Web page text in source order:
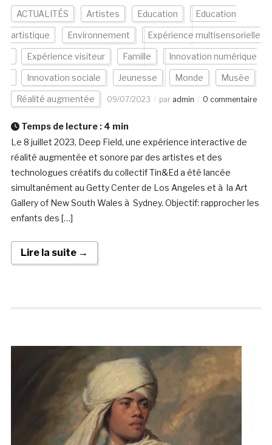
ACTUALITÉS Artistes Education Education
artistique Environnement Expérience multisensorielle
Expérience visiteur Famille Innovation numérique
Innovation sociale Jeunesse Monde Musée
Réalité augmentée 09/07/2023 par admin 0 commentaire
Temps de lecture : 4 min
Le 8 juillet 2023, Deep Field, une expérience interactive de
réalité augmentée et sonore par des artistes et des
technologues créatifs du collectif Tin&Ed a été lancée
simultanément au Getty Center de Los Angeles et à la Art
Gallery of New South Wales à Sydney. Objectif: rapprocher les
enfants des […]
Lire la suite →